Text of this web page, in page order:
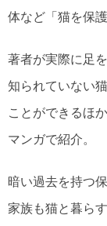
体など「猫を保
著者が実際に足
知られていない
ことができるほ
マンガで紹介。
暗い過去を持つ
家族も猫と暮ら